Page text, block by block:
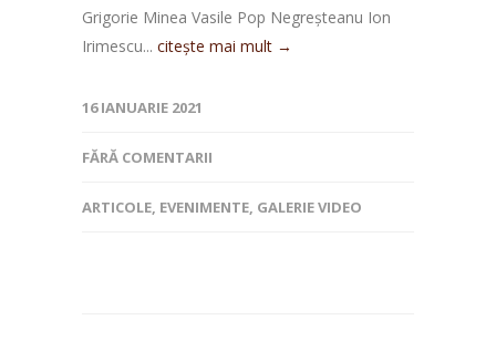
Grigorie Minea Vasile Pop Negreșteanu Ion
Irimescu... citește mai mult →
16 IANUARIE 2021
FĂRĂ COMENTARII
ARTICOLE, EVENIMENTE, GALERIE VIDEO